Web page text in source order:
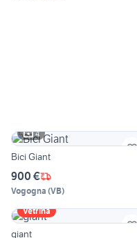
4
Bici Giant
900 €
Vogogna (VB)
Vetrina
giant